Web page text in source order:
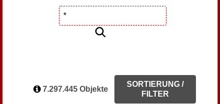
7.297.445 Objekte
SORTIERUNG /
FILTER